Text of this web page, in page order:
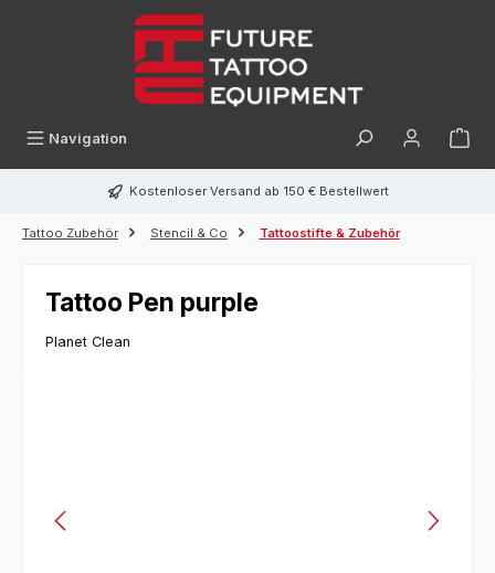
Navigation
Kostenloser Versand ab 150 € Bestellwert
Tattoo Zubehör Stencil & Co Tattoostifte & Zubehör
Tattoo Pen purple
Planet Clean